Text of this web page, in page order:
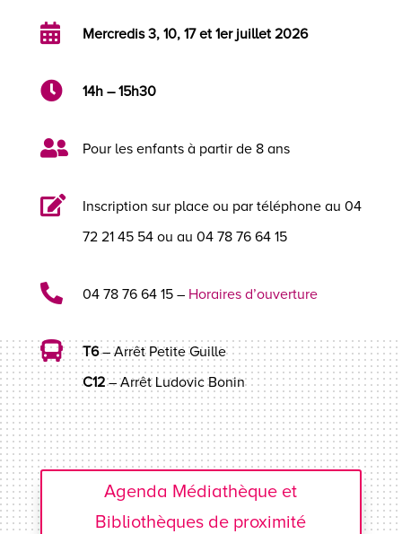
 Mercredis 3, 10, 17 et 1er juillet 2026
 14h – 15h30
 Pour les enfants à partir de 8 ans

Inscription sur place ou par téléphone au 04
72 21 45 54 ou au 04 78 76 64 15
 04 78 76 64 15 – Horaires d’ouverture
 T6– Arrêt Petite Guille
C12– Arrêt Ludovic Bonin
Agenda Médiathèque et
Bibliothèques de proximité